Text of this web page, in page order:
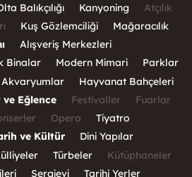
Balıkçılığı Kanyoning
Atçılık
Kuş Gözlemciliği
Mağaracılık
Alışveriş Merkezleri
Binalar Modern Mimari
Parklar
Akvaryumlar
Hayvanat Bahçeleri
Eğlence Festivaller
Fuarlar
Opera
Tiyatro
ve Kültür
Dini Yapılar
Türbeler
Kütüphaneler
Sergievi
Tarihi Yerler